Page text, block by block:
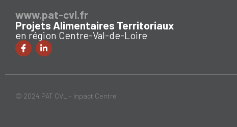
www.pat-cvl.fr
Projets Alimentaires Territoriaux
en région Centre-Val-de-Loire
© 2024 PAT CVL - Inpact Centre